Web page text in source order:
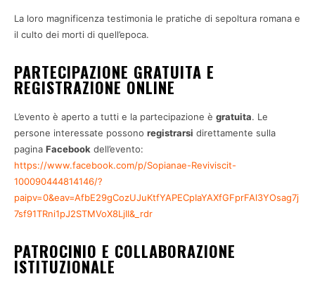
La loro magnificenza testimonia le pratiche di sepoltura romana e
il culto dei morti di quell’epoca.
PARTECIPAZIONE GRATUITA E
REGISTRAZIONE ONLINE
L’evento è aperto a tutti e la partecipazione è gratuita. Le
persone interessate possono registrarsi direttamente sulla
pagina Facebook dell’evento:
https://www.facebook.com/p/Sopianae-Reviviscit-
100090444814146/?
paipv=0&eav=AfbE29gCozUJuKtfYAPECpIaYAXfGFprFAl3YOsag7j
7sf91TRni1pJ2STMVoX8LjII&_rdr
PATROCINIO E COLLABORAZIONE
ISTITUZIONALE